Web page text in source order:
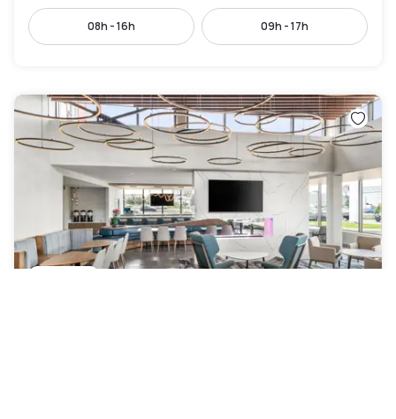
08h - 16h 09h - 17h